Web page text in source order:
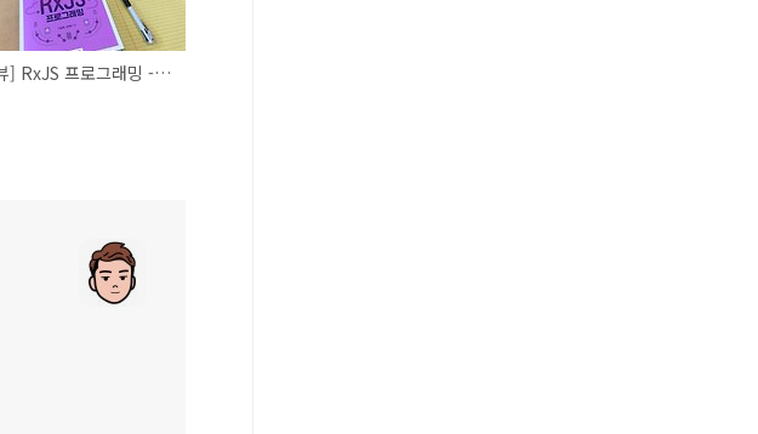
[리뷰] RxJS 프로그래밍 - 75가지 핵심 문법과 예제로 익히는 RxJS 기초